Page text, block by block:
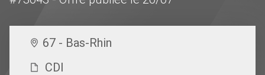
67 - Bas-Rhin
CDI